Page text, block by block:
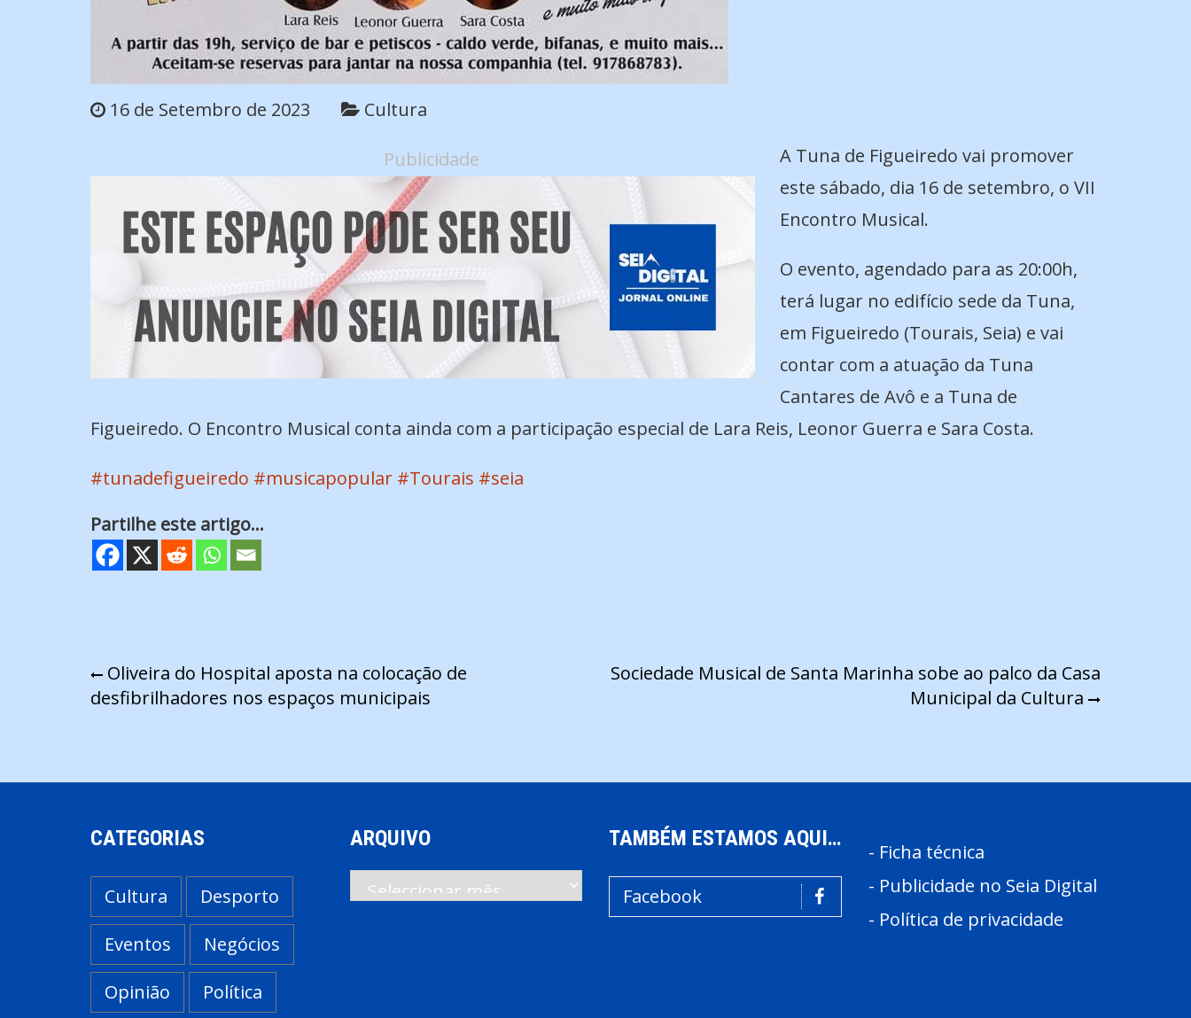
16 de Setembro de 2023 Cultura
Publicidade
A Tuna de Figueiredo vai promover
este sábado, dia 16 de setembro, o VII
Encontro Musical.
O evento, agendado para as 20:00h,
terá lugar no edifício sede da Tuna,
em Figueiredo (Tourais, Seia) e vai
contar com a atuação da Tuna
Cantares de Avô e a Tuna de
Figueiredo. O Encontro Musical conta ainda com a participação especial de Lara Reis, Leonor Guerra e Sara Costa.
#tunadefigueiredo #musicapopular #Tourais #seia
Partilhe este artigo...
Navegação
de
Oliveira do Hospital aposta na colocação de
desfibrilhadores nos espaços municipais
Sociedade Musical de Santa Marinha sobe ao palco da Casa
Municipal da Cultura
CATEGORIAS
Cultura
Desporto
Eventos
Negócios
Opinião
Política
ARQUIVO
Arquivo
TAMBÉM ESTAMOS AQUI…
Facebook
- Ficha técnica
- Publicidade no Seia Digital
- Política de privacidade